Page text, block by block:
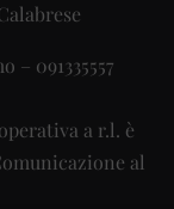
– 091335557
a r.l. è
al